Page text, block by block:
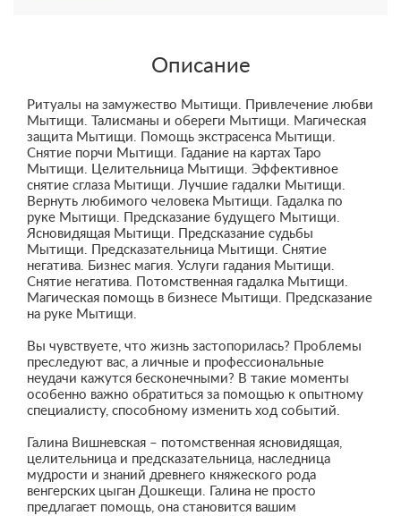
Описание
Ритуалы на замужество Мытищи. Привлечение любви
Мытищи. Талисманы и обереги Мытищи. Магическая
защита Мытищи. Помощь экстрасенса Мытищи.
Снятие порчи Мытищи. Гадание на картах Таро
Мытищи. Целительница Мытищи. Эффективное
снятие сглаза Мытищи. Лучшие гадалки Мытищи.
Вернуть любимого человека Мытищи. Гадалка по
руке Мытищи. Предсказание будущего Мытищи.
Ясновидящая Мытищи. Предсказание судьбы
Мытищи. Предсказательница Мытищи. Снятие
негатива. Бизнес магия. Услуги гадания Мытищи.
Снятие негатива. Потомственная гадалка Мытищи.
Магическая помощь в бизнесе Мытищи. Предсказание
на руке Мытищи.
Вы чувствуете, что жизнь застопорилась? Проблемы
преследуют вас, а личные и профессиональные
неудачи кажутся бесконечными? В такие моменты
особенно важно обратиться за помощью к опытному
специалисту, способному изменить ход событий.
Галина Вишневская – потомственная ясновидящая,
целительница и предсказательница, наследница
мудрости и знаний древнего княжеского рода
венгерских цыган Дошкещи. Галина не просто
предлагает помощь, она становится вашим